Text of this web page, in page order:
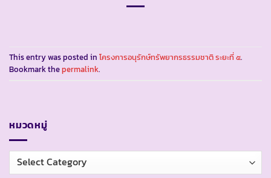
This entry was posted in โครงการอนุรักษ์ทรัพยากรธรรมชาติ ระยะที่ ๕.
Bookmark thepermalink.
หมวดหมู่
หมวด
หมู่